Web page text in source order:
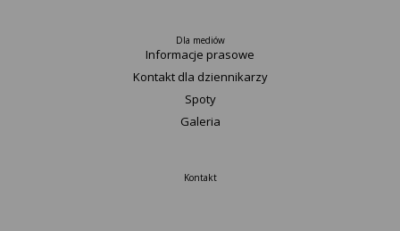
Dla mediów
Informacje prasowe
Kontakt dla dziennikarzy
Spoty
Galeria
Kontakt